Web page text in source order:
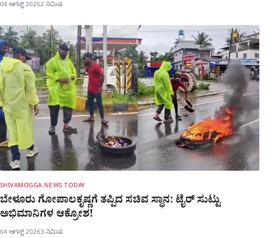
04 ಆಗಸ್ಟ್ 20262 ನಿಮಿಷ
SHIVAMOGGA NEWS TODAY
ಬೇಳೂರು ಗೋಪಾಲಕೃಷ್ಣಗೆ ತಪ್ಪಿದ ಸಚಿವ ಸ್ಥಾನ: ಟೈರ್ ಸುಟ್ಟು
ಅಭಿಮಾನಿಗಳ ಆಕ್ರೋಶ!
04 ಆಗಸ್ಟ್ 20263 ನಿಮಿಷ